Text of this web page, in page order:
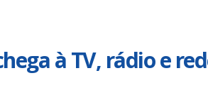
à TV, rádio e